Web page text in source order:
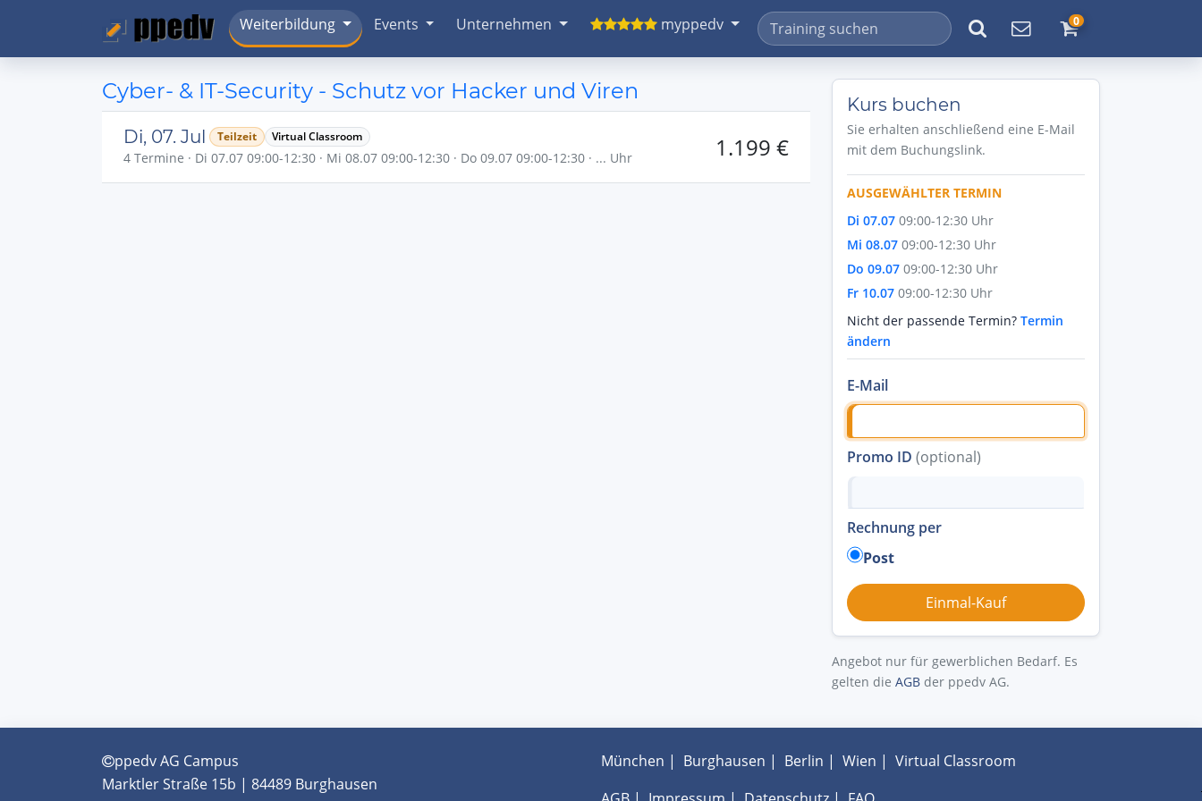
Weiterbildung Events Unternehmen myppedv 0
Cyber- & IT-Security - Schutz vor Hacker und Viren
Di, 07. Jul Teilzeit Virtual Classroom
4 Termine · Di 07.07 09:00-12:30 · Mi 08.07 09:00-12:30 · Do 09.07 09:00-12:30 · ... Uhr 1.199 €
Kurs buchen
Sie erhalten anschließend eine E-Mail
mit dem Buchungslink.
AUSGEWÄHLTER TERMIN
Di 07.07 09:00-12:30 Uhr
Mi 08.07 09:00-12:30 Uhr
Do 09.07 09:00-12:30 Uhr
Fr 10.07 09:00-12:30 Uhr
Nicht der passende Termin? Termin
ändern
E-Mail
Promo ID (optional)
Rechnung per
Post
Angebot nur für gewerblichen Bedarf. Es
gelten die AGB der ppedv AG.
ppedv AG Campus
Marktler Straße 15b | 84489 Burghausen
München | Burghausen | Berlin | Wien | Virtual Classroom